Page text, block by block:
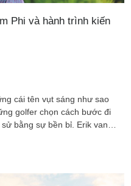
Phi và hành trình kiến
cái tên vụt sáng như sao
golfer chọn cách bước đi
bằng sự bền bỉ. Erik van
lộ trình tiến thân bài bản: từ
hào quang rực rỡ của PGA